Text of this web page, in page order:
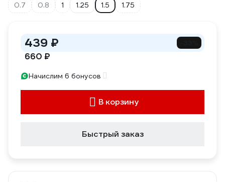
0.7
0.8 1 1.25 1.5 1.75
439 ₽
660 ₽
Начислим 6 бонусов
В корзину
Быстрый заказ